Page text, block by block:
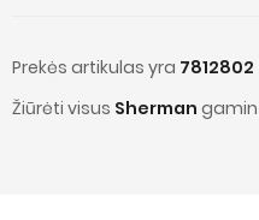
Prekės artikulas yra 7812802
Žiūrėti visus Sherman